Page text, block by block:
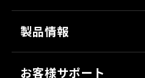
沿革
強靭化工法
ソリューション
製品情報
お客様サポート